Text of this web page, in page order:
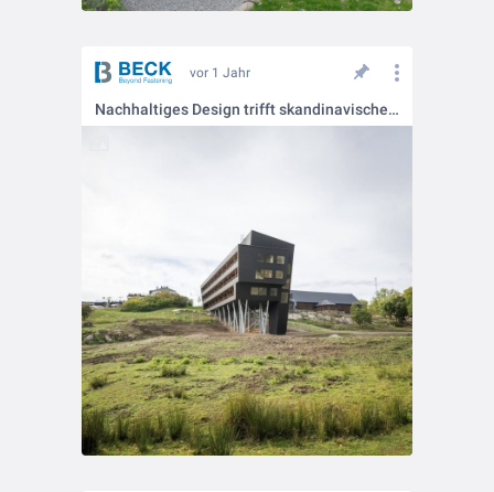
vor 1 Jahr
Nachhaltiges Design trifft skandinavische Eleganz 🌿